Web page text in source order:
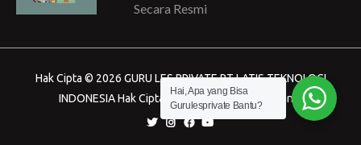
Secara Resmi
Hak Cipta © 2026 GURU LES PRIVATE PT LATIS TEKNOLOGI
INDONESIA Hak Cipta dilindungi Undang-Undang.
Hai, Apa yang Bisa
Gurulesprivate Bantu?